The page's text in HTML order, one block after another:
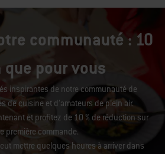
communauté : 10
que pour vous
inspirantes de notre communauté de
de cuisine et d’amateurs de plein air.
et profitez de 10 % de réduction sur
première commande.
mettre quelques heures à arriver dans